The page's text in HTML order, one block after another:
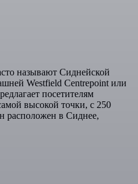
называют Сиднейской
Westfield Centrepoint или
посетителям
высокой точки, с 250
расположен в Сиднее,